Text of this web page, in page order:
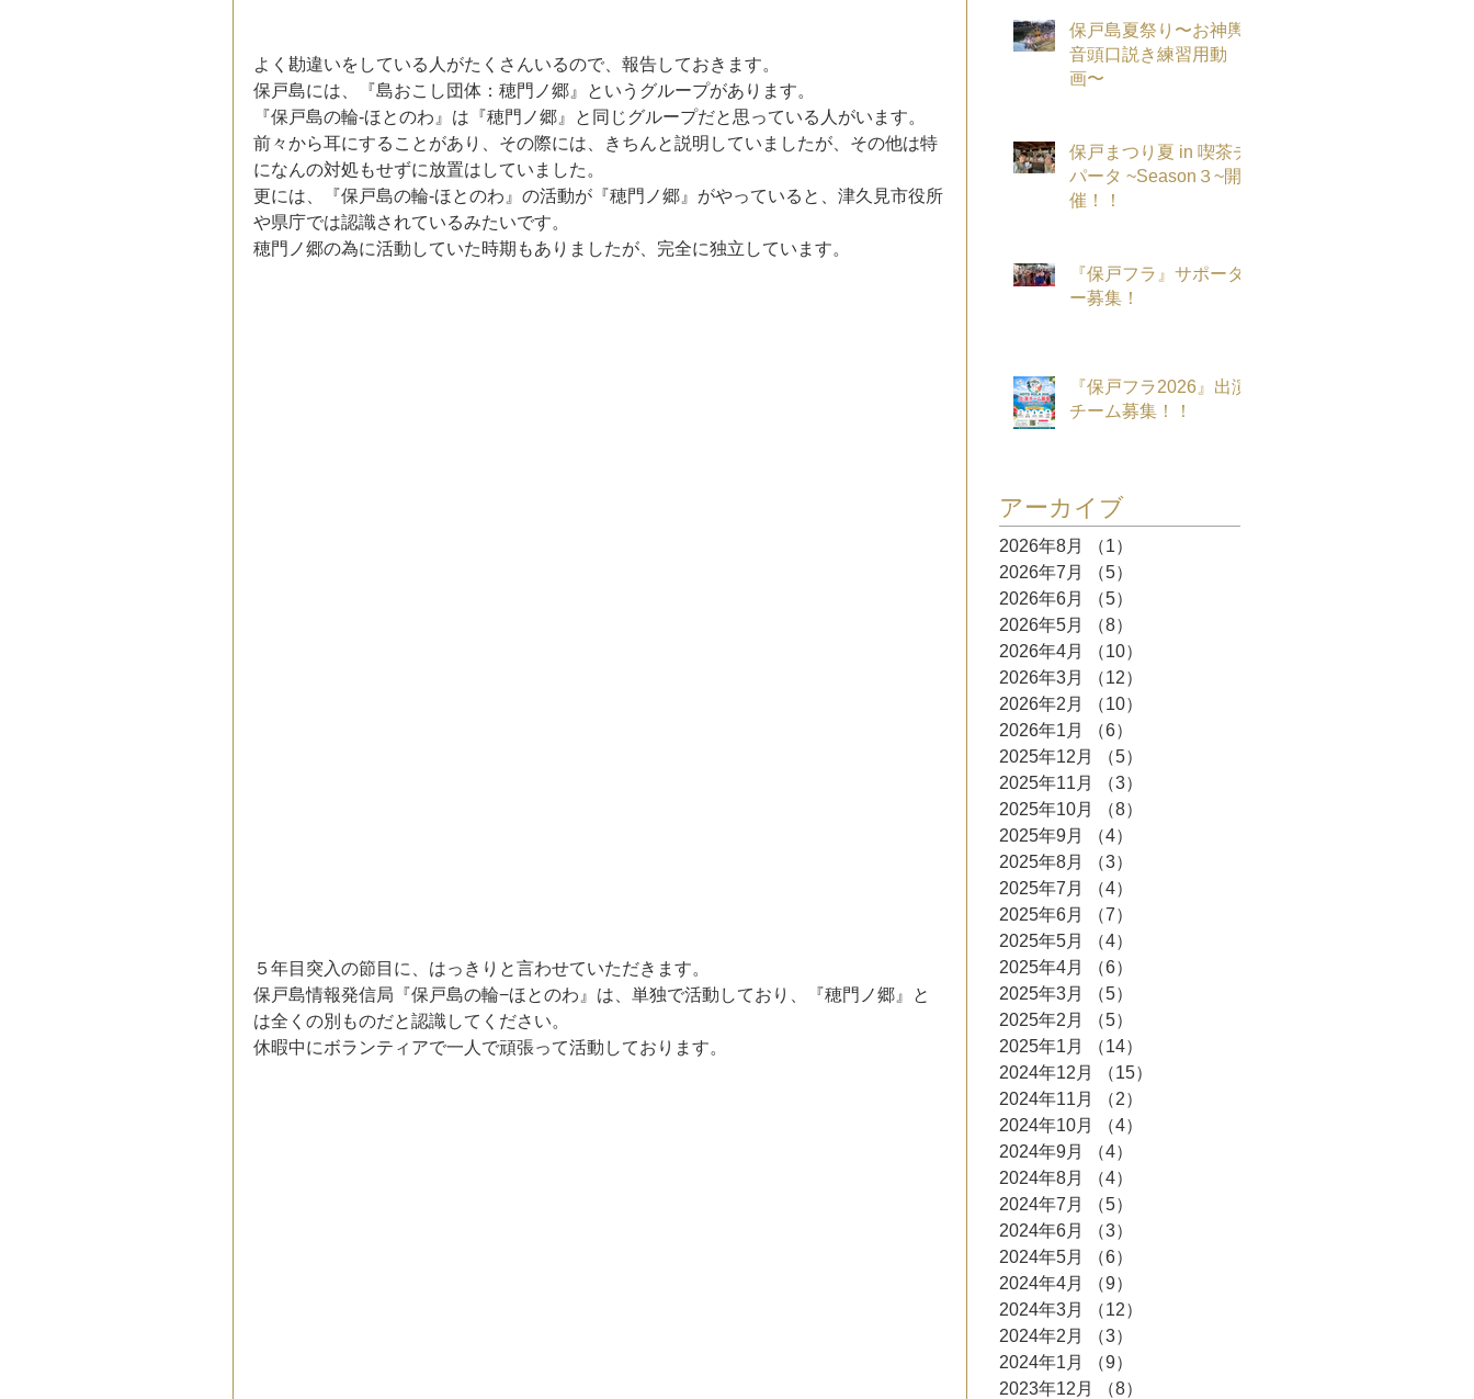
よく勘違いをしている人がたくさんいるので、報告しておきます。
保戸島には、『島おこし団体：穂門ノ郷』というグループがあります。
『保戸島の輪‐ほとのわ』は『穂門ノ郷』と同じグループだと思っている人がいます。
前々から耳にすることがあり、その際には、きちんと説明していましたが、その他は特
になんの対処もせずに放置はしていました。
更には、『保戸島の輪‐ほとのわ』の活動が『穂門ノ郷』がやっていると、津久見市役所
や県庁では認識されているみたいです。
穂門ノ郷の為に活動していた時期もありましたが、完全に独立しています。
５年目突入の節目に、はっきりと言わせていただきます。
保戸島情報発信局『保戸島の輪−ほとのわ』は、単独で活動しており、『穂門ノ郷』と
は全くの別ものだと認識してください。
休暇中にボランティアで一人で頑張って活動しております。
保戸島夏祭り〜お神輿
音頭口説き練習用動
画〜
保戸まつり夏 in 喫茶チ
パータ ~Season３~開
催！！
『保戸フラ』サポータ
ー募集！
『保戸フラ2026』出演
チーム募集！！
アーカイブ
2026年8月 （1）
2026年7月
（5）
2026年6月
（5）
2026年5月
（8）
2026年4月
（10）
2026年3月
（12）
2026年2月
（10）
2026年1月
（6）
2025年12月
（5）
2025年11月
（3）
2025年10月
（8）
2025年9月
（4）
2025年8月
（3）
2025年7月
（4）
2025年6月
（7）
2025年5月
（4）
2025年4月
（6）
2025年3月
（5）
2025年2月
（5）
2025年1月
（14）
2024年12月
（15）
2024年11月
（2）
2024年10月
（4）
2024年9月
（4）
2024年8月
（4）
2024年7月
（5）
2024年6月
（3）
2024年5月
（6）
2024年4月
（9）
2024年3月
（12）
2024年2月
（3）
2024年1月
（9）
2023年12月
（8）